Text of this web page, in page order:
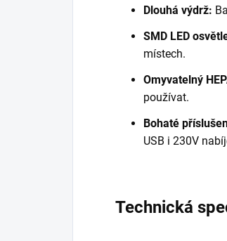
Dlouhá výdrž:
SMD LED
místech.
Omyvatelný
používat.
Bohaté
USB i 230V
Technická